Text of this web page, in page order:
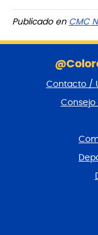
Publicado en CMC
Contacto /
Consejo